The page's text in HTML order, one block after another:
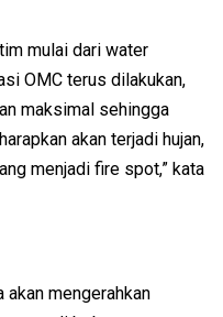
mulai dari water
OMC terus dilakukan,
maksimal sehingga
akan terjadi hujan,
menjadi fire spot,” kata
akan mengerahkan